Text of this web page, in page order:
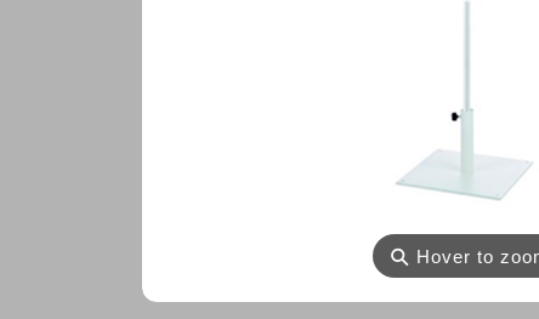
⚲ Hover to